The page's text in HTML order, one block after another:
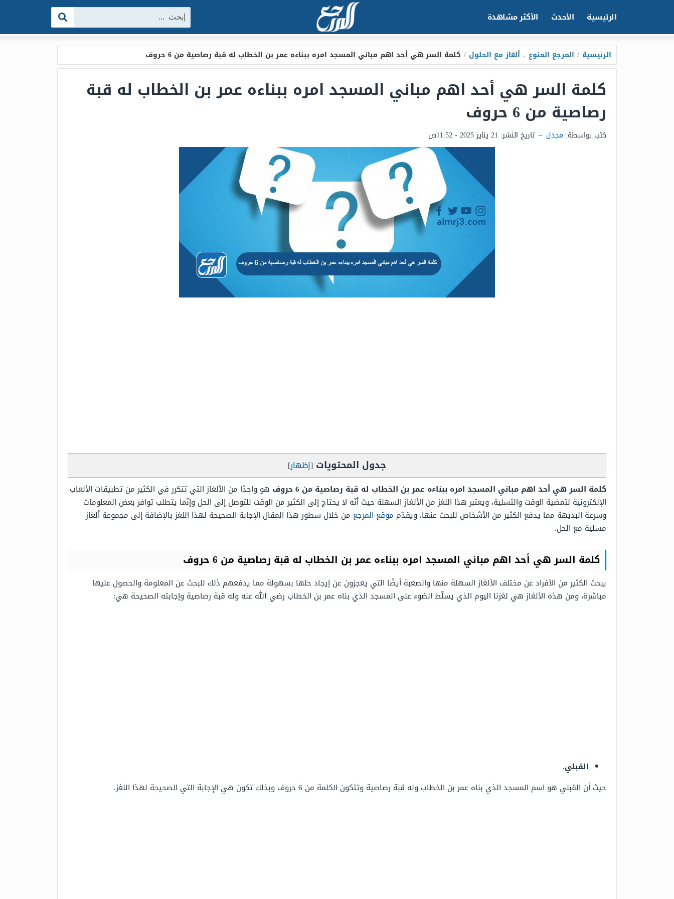
الرئيسية الأحدث الأكثر مشاهدة البحث:
الرئيسية / المرجع المنوع ، ألغاز مع الحلول / كلمة السر هي أحد اهم مباني المسجد امره ببناءه عمر بن الخطاب له قبة رصاصية من 6 حروف
كلمة السر هي أحد اهم مباني المسجد امره ببناءه عمر بن الخطاب له قبة
رصاصية من 6 حروف
كتب بواسطة: مجدل – تاريخ النشر: 21 يناير 2025 - 11:52ص
جدول المحتويات [إظهار]
كلمة السر هي أحد اهم مباني المسجد امره ببناءه عمر بن الخطاب له قبة رصاصية من 6 حروف
هو واحدًا من الألغاز التي تتكرر في الكثير من تطبيقات الألعاب
الإلكترونية لتمضية الوقت والتسلية، ويعتبر هذا اللغز من الألغاز السهلة حيث أنّه لا يحتاج إلى الكثير من الوقت للتوصل إلى الحل وإنّما يتطلب توافر بعض المعلومات
وسرعة البديهة مما يدفع الكثير من الأشخاص للبحث عنها، ويقدّم موقع المرجع من خلال سطور هذا المقال الإجابة الصحيحة لهذا اللغز بالإضافة إلى مجموعة ألغاز
مسلية مع الحل.
كلمة السر هي أحد اهم مباني المسجد امره ببناءه عمر بن الخطاب له قبة رصاصية من 6 حروف
يبحث الكثير من الأفراد عن مختلف الألغاز السهلة منها والصعبة أيضًا التي يعجزون عن إيجاد حلها بسهولة مما يدفعهم ذلك للبحث عن المعلومة والحصول عليها
مباشرة، ومن هذه الألغاز هي لغزنا اليوم الذي يسلّط الضوء على المسجد الذي بناه عمر بن الخطاب رضي الله عنه وله قبة رصاصية وإجابته الصحيحة هي:
القبلي.
حيث أن القبلي هو اسم المسجد الذي بناه عمر بن الخطاب وله قبة رصاصية وتتكون الكلمة من 6 حروف وبذلك تكون هي الإجابة التي الصحيحة لهذا اللغز.